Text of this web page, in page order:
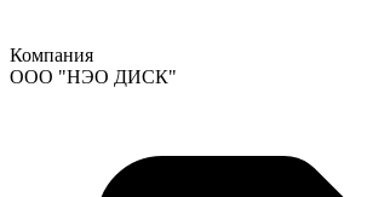
Компания
ООО "НЭО ДИСК"